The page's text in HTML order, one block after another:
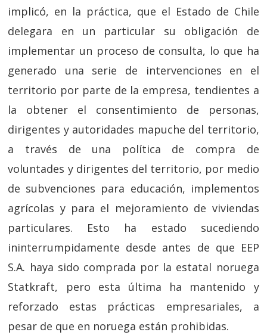
implicó, en la práctica, que el Estado de Chile
delegara en un particular su obligación de
implementar un proceso de consulta, lo que ha
generado una serie de intervenciones en el
territorio por parte de la empresa, tendientes a
la obtener el consentimiento de personas,
dirigentes y autoridades mapuche del territorio,
a través de una política de compra de
voluntades y dirigentes del territorio, por medio
de subvenciones para educación, implementos
agrícolas y para el mejoramiento de viviendas
particulares. Esto ha estado sucediendo
ininterrumpidamente desde antes de que EEP
S.A. haya sido comprada por la estatal noruega
Statkraft, pero esta última ha mantenido y
reforzado estas prácticas empresariales, a
pesar de que en noruega están prohibidas.